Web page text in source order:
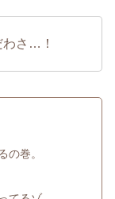
わさ…！
の巻。